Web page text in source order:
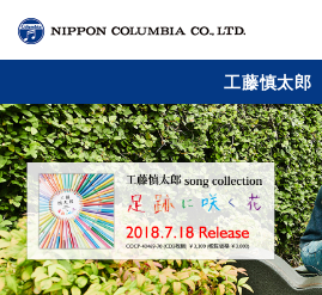
閉じる
リリース
アーティスト
工藤慎太郎